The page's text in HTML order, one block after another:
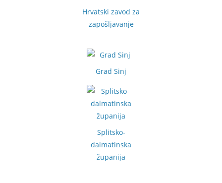
Hrvatski zavod za
zapošljavanje
Grad Sinj
Splitsko-
dalmatinska
županija